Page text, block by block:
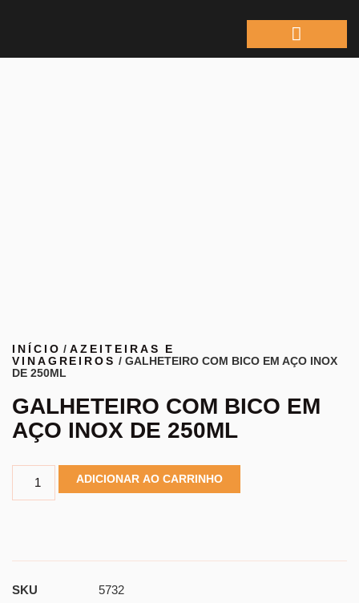
INÍCIO /AZEITEIRAS E
VINAGREIROS / GALHETEIRO COM BICO EM AÇO INOX
DE 250ML
GALHETEIRO COM BICO EM
AÇO INOX DE 250ML
ADICIONAR AO CARRINHO
SKU
5732